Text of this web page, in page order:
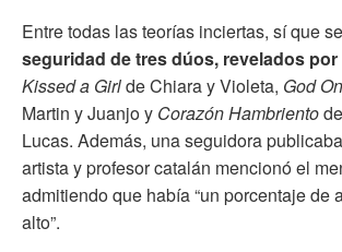
Entre todas las teorías inciertas, sí que
seguridad de tres dúos, revelados por
Kissed a Girlde Chiara y Violeta, God
Martin y Juanjo y Corazón Hambriento
Lucas. Además, una seguidora
artista y profesor catalán mencionó el
admitiendo que había “un porcentaje de
alto”.